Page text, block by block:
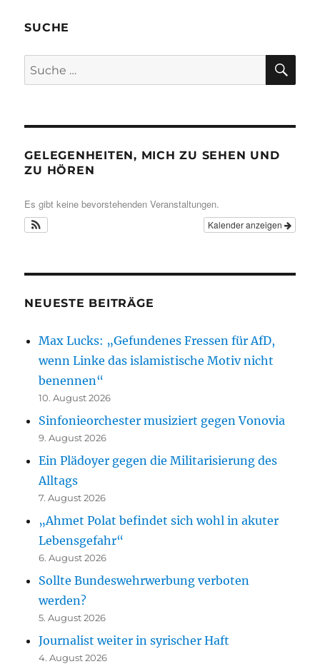
SUCHE
Suche
nach:
GELEGENHEITEN, MICH ZU SEHEN UND
ZU HÖREN
Es gibt keine bevorstehenden Veranstaltungen.
Kalender anzeigen
NEUESTE BEITRÄGE
Max Lucks: „Gefundenes Fressen für AfD,
wenn Linke das islamistische Motiv nicht
benennen“
10. August 2026
Sinfonieorchester musiziert gegen Vonovia
9. August 2026
Ein Plädoyer gegen die Militarisierung des
Alltags
7. August 2026
„Ahmet Polat befindet sich wohl in akuter
Lebensgefahr“
6. August 2026
Sollte Bundeswehrwerbung verboten
werden?
5. August 2026
Journalist weiter in syrischer Haft
4. August 2026